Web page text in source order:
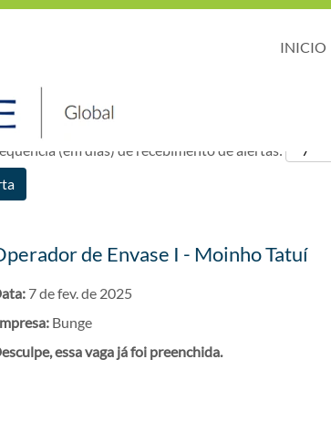
INICIO
(em dias) de recebimento de alertas:
de Envase I - Moinho Tatuí
7 de fev. de 2025
Bunge
essa vaga já foi preenchida.